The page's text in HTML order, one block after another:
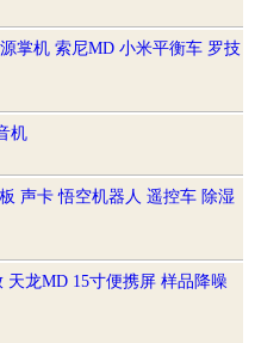
掌机 索尼MD 小米平衡车 罗技
机
声卡 悟空机器人 遥控车 除湿
龙MD 15寸便携屏 样品降噪